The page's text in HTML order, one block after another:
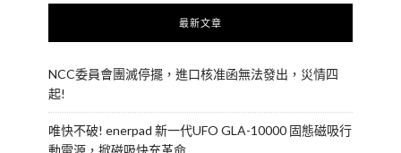
最新文章
NCC委員會團滅停擺，進口核准函無法發出，災情四
起!
唯快不破! enerpad 新一代UFO GLA-10000 固態磁吸行
動電源，掀磁吸快充革命